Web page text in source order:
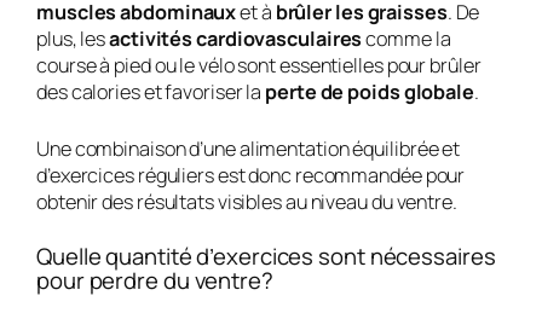
muscles abdominauxet à brûler les graisses. De
plus, lesactivités cardiovasculairescomme la
course à pied ou le vélo sont essentielles pour brûler
des calories et favoriser la perte de poids globale.
Une combinaison d’une alimentation équilibrée et
d’exercices réguliers est donc recommandée pour
obtenir des résultats visibles au niveau du ventre.
Quelle quantité d’exercices sont nécessaires
pour perdre du ventre?